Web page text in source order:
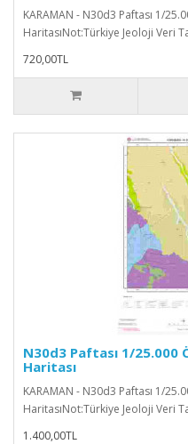
KARAMAN - N30d3 Paftası 1/
HaritasıNot:Türkiye Jeoloji Veri
720,00TL
N30d3 Paftası 1/
Haritası
KARAMAN - N30d3 Paftası 1/
HaritasıNot:Türkiye Jeoloji Veri
1.400,00TL